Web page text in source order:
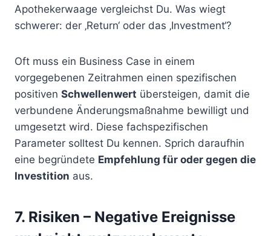
Apothekerwaage vergleichst Du. Was wiegt
schwerer: der ‚Return‘ oder das ‚Investment‘?
Oft muss ein Business Case in einem
vorgegebenen Zeitrahmen einen spezifischen
positiven Schwellenwert übersteigen, damit die
verbundene Änderungsmaßnahme bewilligt und
umgesetzt wird. Diese fachspezifischen
Parameter solltest Du kennen. Sprich daraufhin
eine begründete Empfehlung für oder gegen die
Investition aus.
7. Risiken – Negative Ereignisse